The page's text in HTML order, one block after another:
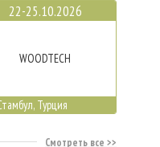
22-25.10.2026
WOODTECH
Турция
Смотреть все